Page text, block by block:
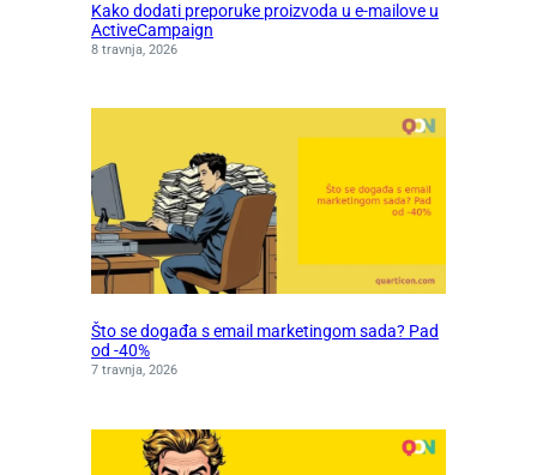
Kako dodati preporuke proizvoda u e-mailove u
ActiveCampaign
8 travnja, 2026
Što se događa s email marketingom sada? Pad
od -40%
7 travnja, 2026